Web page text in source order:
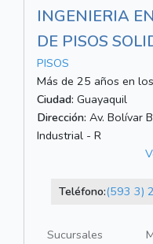
INGENIERIA
DE PISOS
PISOS
Más de 25 años en
Ciudad: Guayaquil
Dirección: Av. Bolívar
Industrial - R
Teléfono:(593 3)
Sucursales